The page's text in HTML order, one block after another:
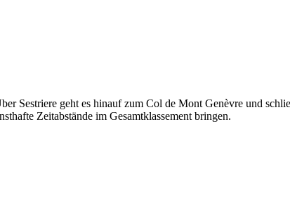
Sestriere geht es hinauf zum Col de Mont Genèvre und
Zeitabstände im Gesamtklassement bringen.